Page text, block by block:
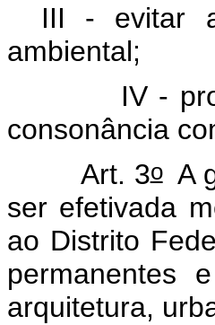
III - evitar
ambiental;
IV -
consonância
Art. 3oA
ser efetivada
ao Distrito
permanentes
arquitetura,